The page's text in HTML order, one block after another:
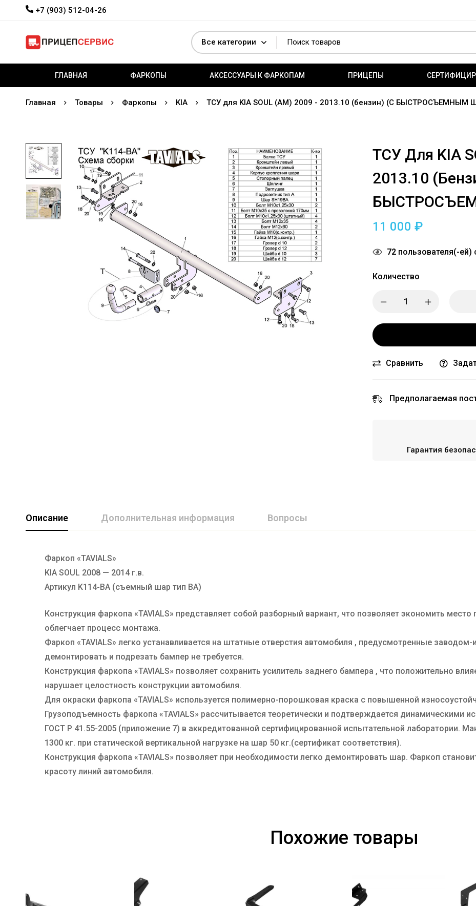
+7 (903) 512-04-26
ГЛАВНАЯ ФАРКОПЫ АКСЕССУАРЫ К ФАРКОПАМ ПРИЦЕПЫ
Главная Товары Фаркопы KIA ТСУ для KIA SOUL (AM) 2009 - 2013.10 (бензин) (С БЫСТРОСЪЕМНЫМ
ТСУ Для KIA
2013.10
11 000 ₽
72 пользователя(-ей)
Количество
Сравнить
Предполагаемая
Гарантия
Описание Дополнительная информация Вопросы
Фаркоп «TAVIALS»
KIA SOUL 2008 — 2014 г.в.
Артикул K114-BА (съемный шар тип BА)
Конструкция фаркопа «TAVIALS» представляет собой разборный вариант, что позволяет экономить место
облегчает процесс монтажа.
Фаркоп «TAVIALS» легко устанавливается на штатные отверстия автомобиля , предусмотренные
демонтировать и подрезать бампер не требуется.
Конструкция фаркопа «TAVIALS» позволяет сохранить усилитель заднего бампера , что положительно
нарушает целостность конструкции автомобиля.
Для окраски фаркопа «TAVIALS» используется полимерно-порошковая краска с повышенной
Грузоподъемность фаркопа «TAVIALS» рассчитывается теоретически и подтверждается динамическими
ГОСТ Р 41.55-2005 (приложение 7) в аккредитованной сертифицированной испытательной лаборатории.
1300 кг. при статической вертикальной нагрузке на шар 50 кг.(сертификат соответствия).
Конструкция фаркопа «TAVIALS» позволяет при необходимости легко демонтировать шар. Фаркоп
красоту линий автомобиля.
Марка авто
KIA
Производитель TAVIALS
Тип Шара
BA
Похожие товары